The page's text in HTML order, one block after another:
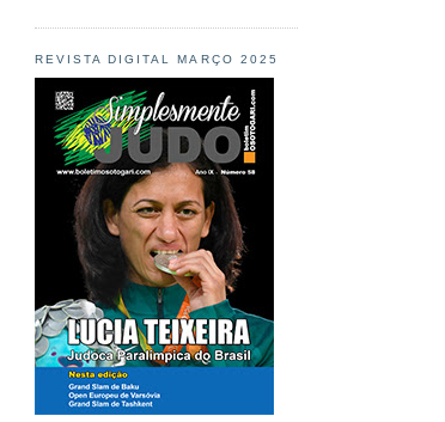
REVISTA DIGITAL MARÇO 2025